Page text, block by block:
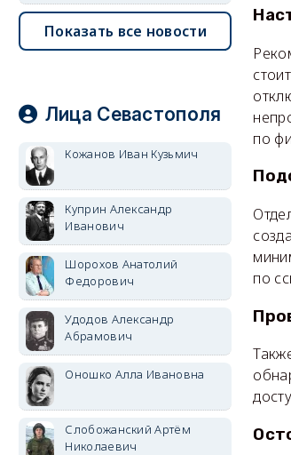
по
по
Показать все новости
Лица Севастополя
Кожанов Иван Кузьмич
Куприн Александр
Иванович
Шорохов Анатолий
Федорович
Удодов Александр
Абрамович
Оношко Алла Ивановна
Слобожанский Артём
Николаевич